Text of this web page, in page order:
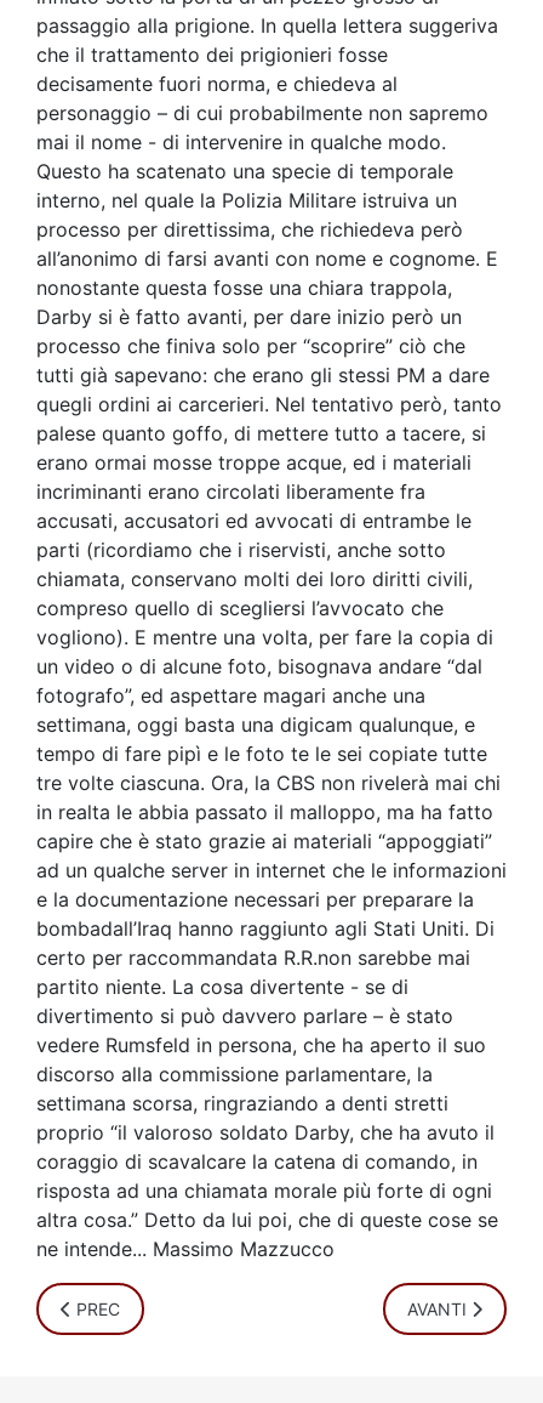
passaggio alla prigione. In quella lettera suggeriva
che il trattamento dei prigionieri fosse
decisamente fuori norma, e chiedeva al
personaggio – di cui probabilmente non sapremo
mai il nome - di intervenire in qualche modo.
Questo ha scatenato una specie di temporale
interno, nel quale la Polizia Militare istruiva un
processo per direttissima, che richiedeva però
all’anonimo di farsi avanti con nome e cognome. E
nonostante questa fosse una chiara trappola,
Darby si è fatto avanti, per dare inizio però un
processo che finiva solo per “scoprire” ciò che
tutti già sapevano: che erano gli stessi PM a dare
quegli ordini ai carcerieri. Nel tentativo però, tanto
palese quanto goffo, di mettere tutto a tacere, si
erano ormai mosse troppe acque, ed i materiali
incriminanti erano circolati liberamente fra
accusati, accusatori ed avvocati di entrambe le
parti (ricordiamo che i riservisti, anche sotto
chiamata, conservano molti dei loro diritti civili,
compreso quello di scegliersi l’avvocato che
vogliono). E mentre una volta, per fare la copia di
un video o di alcune foto, bisognava andare “dal
fotografo”, ed aspettare magari anche una
settimana, oggi basta una digicam qualunque, e
tempo di fare pipì e le foto te le sei copiate tutte
tre volte ciascuna. Ora, la CBS non rivelerà mai chi
in realta le abbia passato il malloppo, ma ha fatto
capire che è stato grazie ai materiali “appoggiati”
ad un qualche server in internet che le informazioni
e la documentazione necessari per preparare la
bombadall’Iraq hanno raggiunto agli Stati Uniti. Di
certo per raccommandata R.R.non sarebbe mai
partito niente. La cosa divertente - se di
divertimento si può davvero parlare – è stato
vedere Rumsfeld in persona, che ha aperto il suo
discorso alla commissione parlamentare, la
settimana scorsa, ringraziando a denti stretti
proprio “il valoroso soldato Darby, che ha avuto il
coraggio di scavalcare la catena di comando, in
risposta ad una chiamata morale più forte di ogni
altra cosa.” Detto da lui poi, che di queste cose se
ne intende... Massimo Mazzucco
ARTICOLO PRECEDENTE: RUMSFELD AVEVA
PREC ARTICOLO
AVANTI